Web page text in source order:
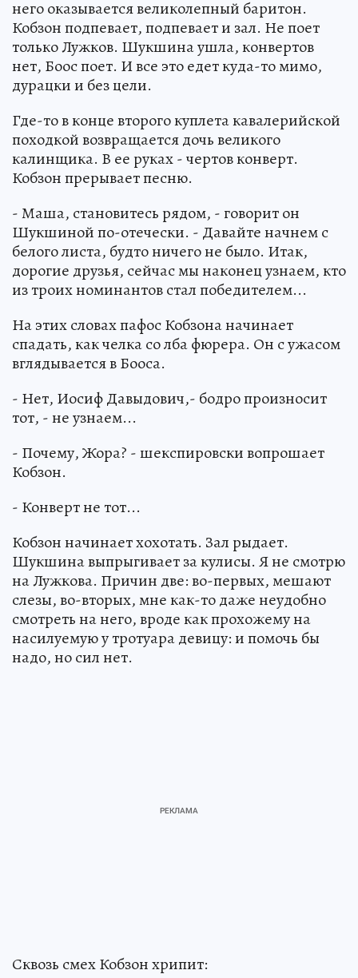
него оказывается великолепный баритон.
Кобзон подпевает, подпевает и зал. Не поет
только Лужков. Шукшина ушла, конвертов
нет, Боос поет. И все это едет куда-то мимо,
дурацки и без цели.
Где-то в конце второго куплета кавалерийской
походкой возвращается дочь великого
калинщика. В ее руках - чертов конверт.
Кобзон прерывает песню.
- Маша, становитесь рядом, - говорит он
Шукшиной по-отечески. - Давайте начнем с
белого листа, будто ничего не было. Итак,
дорогие друзья, сейчас мы наконец узнаем, кто
из троих номинантов стал победителем...
На этих словах пафос Кобзона начинает
спадать, как челка со лба фюрера. Он с ужасом
вглядывается в Бооса.
- Нет, Иосиф Давыдович,- бодро произносит
тот, - не узнаем...
- Почему, Жора? - шекспировски вопрошает
Кобзон.
- Конверт не тот...
Кобзон начинает хохотать. Зал рыдает.
Шукшина выпрыгивает за кулисы. Я не смотрю
на Лужкова. Причин две: во-первых, мешают
слезы, во-вторых, мне как-то даже неудобно
смотреть на него, вроде как прохожему на
насилуемую у тротуара девицу: и помочь бы
надо, но сил нет.
Сквозь смех Кобзон хрипит: